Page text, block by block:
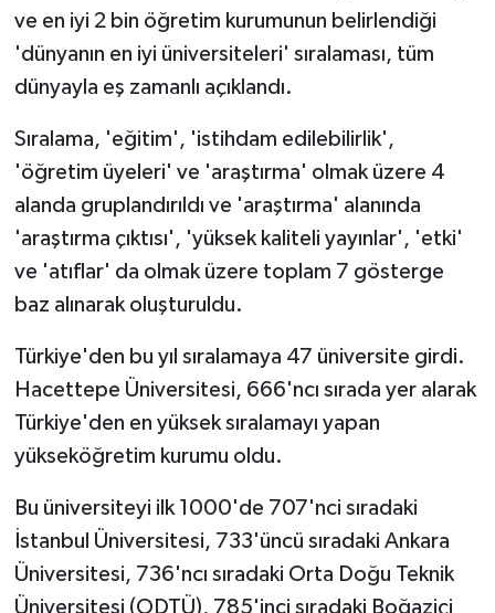
ve en iyi 2 bin öğretim kurumunun belirlendiği
'dünyanın en iyi üniversiteleri' sıralaması, tüm
dünyayla eş zamanlı açıklandı.
Sıralama, 'eğitim', 'istihdam edilebilirlik',
'öğretim üyeleri' ve 'araştırma' olmak üzere 4
alanda gruplandırıldı ve 'araştırma' alanında
'araştırma çıktısı', 'yüksek kaliteli yayınlar', 'etki'
ve 'atıflar' da olmak üzere toplam 7 gösterge
baz alınarak oluşturuldu.
Türkiye'den bu yıl sıralamaya 47 üniversite girdi.
Hacettepe Üniversitesi, 666'ncı sırada yer alarak
Türkiye'den en yüksek sıralamayı yapan
yükseköğretim kurumu oldu.
Bu üniversiteyi ilk 1000'de 707'nci sıradaki
İstanbul Üniversitesi, 733'üncü sıradaki Ankara
Üniversitesi, 736'ncı sıradaki Orta Doğu Teknik
Üniversitesi (ODTÜ), 785'inci sıradaki Boğaziçi